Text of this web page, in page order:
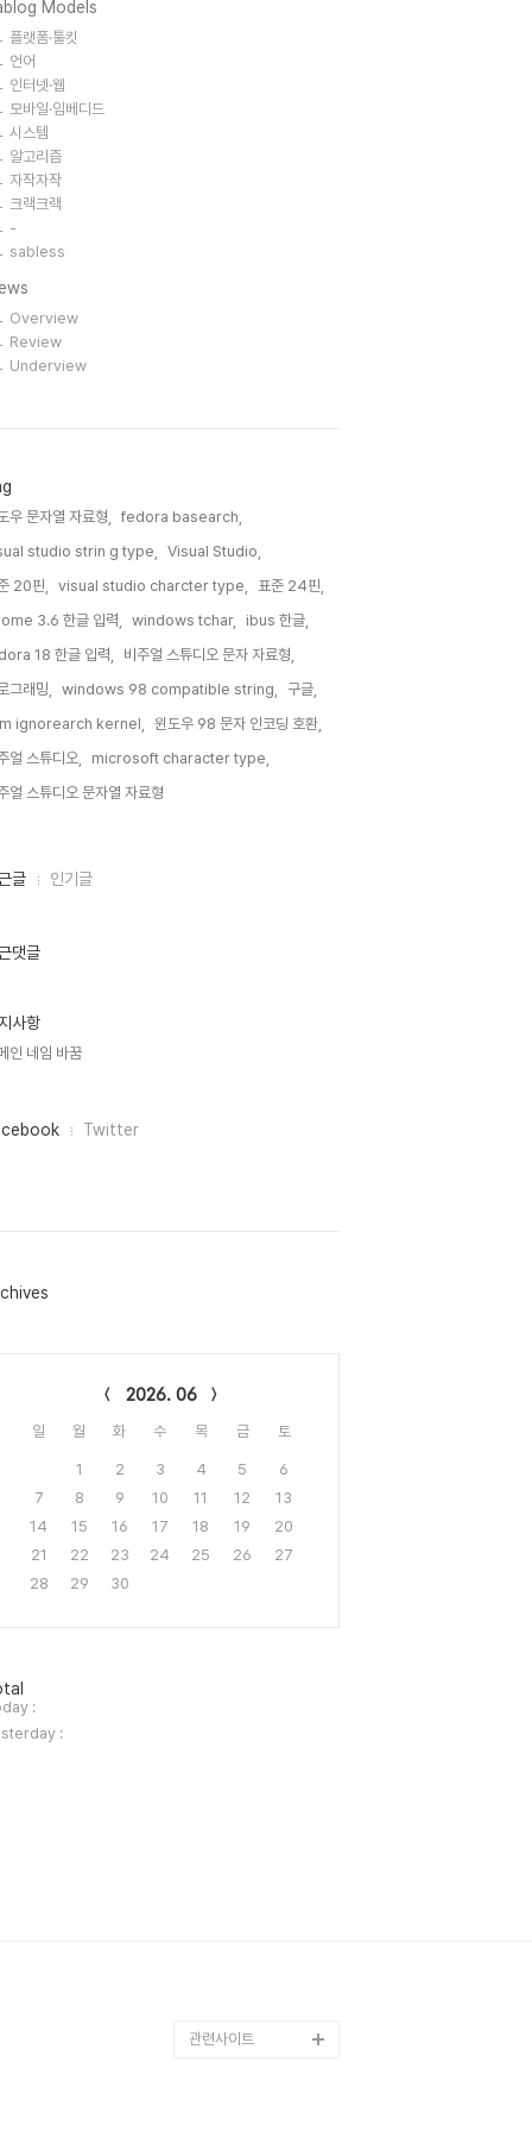
Models
플랫폼·툴킷
언어
인터넷·웹
모바일·임베디드
시스템
알고리즘
자작자작
크랙크랙
-
sabless
Overview
Review
Underview
우 문자열 자료형,
fedora basearch,
studio strin g type,
Visual Studio,
20핀,
visual studio charcter type,
표준 24핀,
3.6 한글 입력,
windows tchar,
ibus 한글,
18 한글 입력,
비주얼 스튜디오 문자 자료형,
그래밍,
windows 98 compatible string,
구글,
ignorearch kernel,
윈도우 98 문자 인코딩 호환,
얼 스튜디오,
microsoft character type,
얼 스튜디오 문자열 자료형,
글 인기글
댓글
사항
인 네임 바꿈
Twitter
2026. 06
일 월 화 수 목 금 토
1 2 3 4 5
6
7
8 9 10 11 12
13
14
15 16 17 18 19
20
21
22 23 24 25 26
27
28
29 30
:
:
관련사이트